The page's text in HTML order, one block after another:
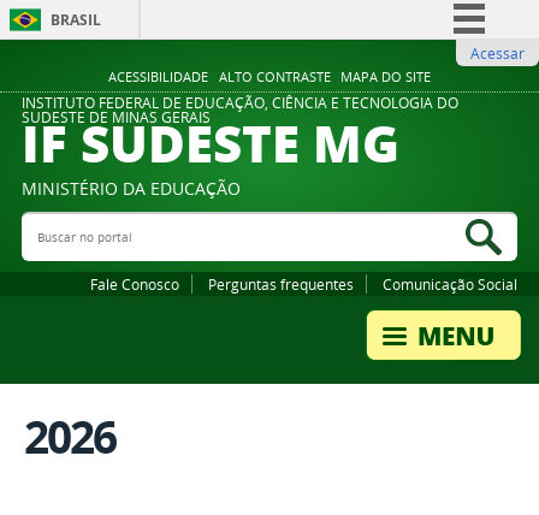
ACESSIBILIDADE ALTO CONTRASTE MAPA DO SITE
BRASIL
Comunica BR
Participe
Legislação
Acessar
INSTITUTO FEDERAL DE EDUCAÇÃO, CIÊNCIA E TECNOLOGIA DO
SUDESTE DE MINAS GERAIS
IF SUDESTE MG
MINISTÉRIO DA EDUCAÇÃO
Buscar no portal
Fale Conosco Perguntas frequentes Comunicação Social
2026